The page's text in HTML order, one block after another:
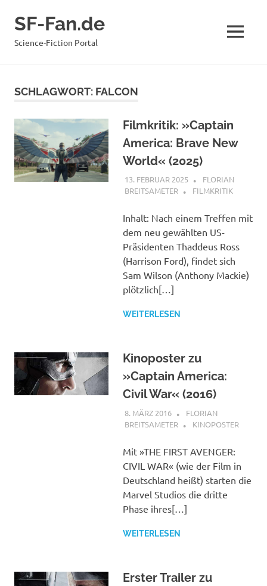
InhaltSF-Fan.de
Science-Fiction Portal MENÜ
SCHLAGWORT: FALCON
Filmkritik: »Captain
America: Brave New
World« (2025)
13. FEBRUAR 2025
FLORIAN
BREITSAMETER
FILMKRITIK
Inhalt: Nach einem Treffen mit
dem neu gewählten US-
Präsidenten Thaddeus Ross
(Harrison Ford), findet sich
Sam Wilson (Anthony Mackie)
plötzlich[…]
WEITERLESEN
Kinoposter zu
»Captain America:
Civil War« (2016)
8. MÄRZ 2016
FLORIAN
BREITSAMETER
KINOPOSTER
Mit »THE FIRST AVENGER:
CIVIL WAR« (wie der Film in
Deutschland heißt) starten die
Marvel Studios die dritte
Phase ihres[…]
WEITERLESEN
Erster Trailer zu